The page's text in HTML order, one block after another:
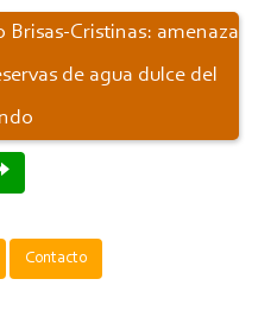
Cristinas: amenaza
de agua dulce del
Contacto